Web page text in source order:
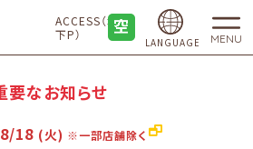
ACCESS（地
下P）
LANGUAGE MENU
要なお知らせ
8/18 (火) ※一部店舗除く